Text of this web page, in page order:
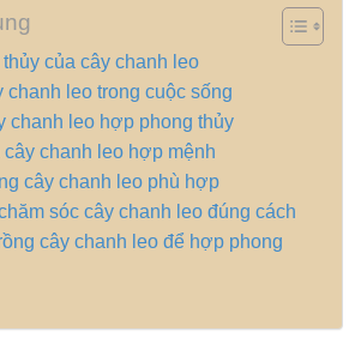
của cây chanh leo
chanh leo trong cuộc sống
chanh leo hợp phong thủy
chanh leo hợp mệnh
cây chanh leo phù hợp
sóc cây chanh leo đúng cách
cây chanh leo để hợp phong